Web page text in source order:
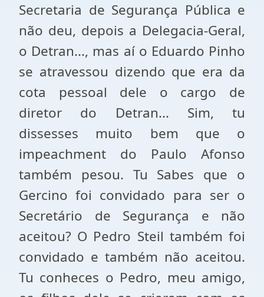
Secretaria de Segurança Pública e
não deu, depois a Delegacia-Geral,
o Detran..., mas aí o Eduardo Pinho
se atravessou dizendo que era da
cota pessoal dele o cargo de
diretor do Detran... Sim, tu
dissesses muito bem que o
impeachment do Paulo Afonso
também pesou. Tu Sabes que o
Gercino foi convidado para ser o
Secretário de Segurança e não
aceitou? O Pedro Steil também foi
convidado e também não aceitou.
Tu conheces o Pedro, meu amigo,